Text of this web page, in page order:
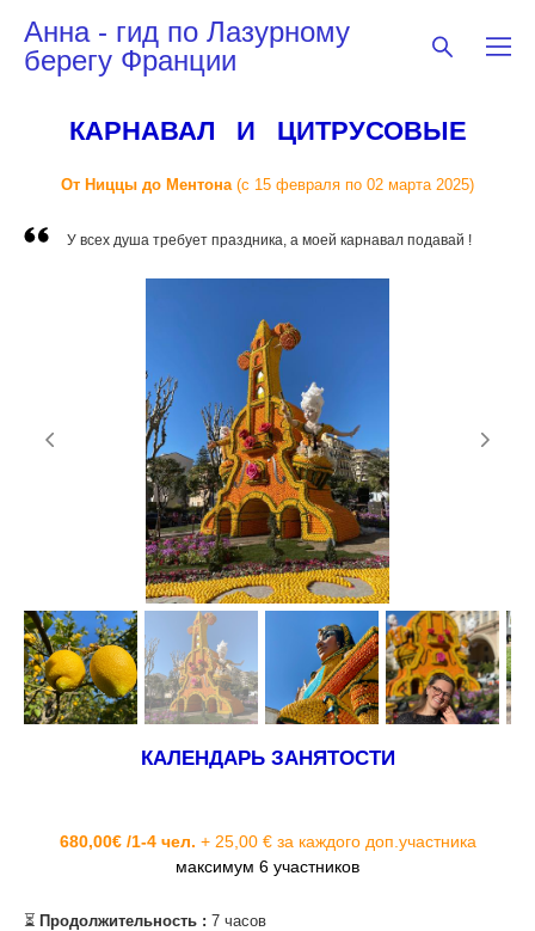
Анна - гид по Лазурному
берегу Франции
КАРНАВАЛ И ЦИТРУСОВЫЕ
От Ниццы до Ментона (с 15 февраля по 02 марта 2025)
У всех душа требует праздника, а моей карнавал подавай !
КАЛЕНДАРЬ ЗАНЯТОСТИ
680,00€ /1-4 чел. + 25,00 € за каждого доп.участника
максимум 6 участников
⏳ Продолжительность : 7 часов